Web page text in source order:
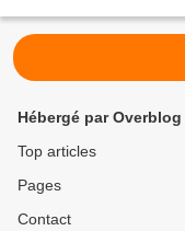
Hébergé par Overblog
Top articles
Pages
Contact